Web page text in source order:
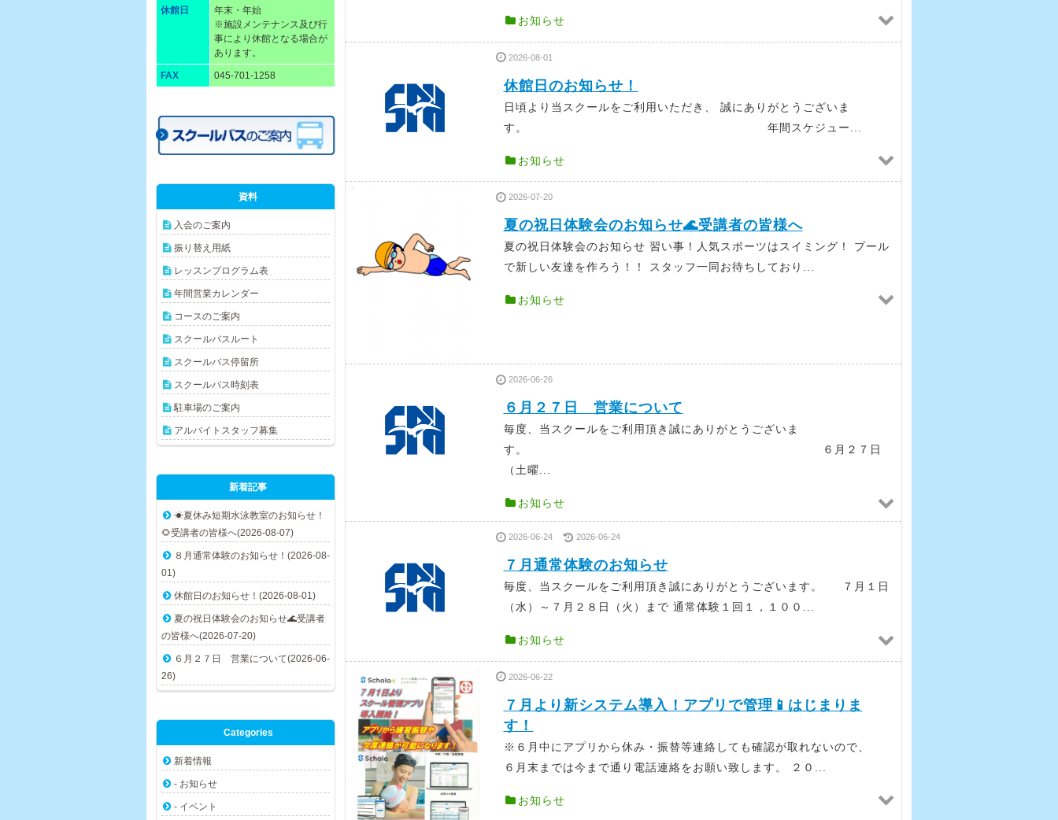
お知らせ
2026-08-01
休館日のお知らせ！
日頃より当スクールをご利用いただき、 誠にありがとうございま
す。 年間スケジュー...
お知らせ
2026-07-20
夏の祝日体験会のお知らせ🌊受講者の皆様へ
夏の祝日体験会のお知らせ 習い事！人気スポーツはスイミング！ プール
で新しい友達を作ろう！！ スタッフ一同お待ちしており...
お知らせ
2026-06-26
６月２７日 営業について
毎度、当スクールをご利用頂き誠にありがとうございま
す。 ６月２７日
（土曜...
お知らせ
2026-06-24 2026-06-24
７月通常体験のお知らせ
毎度、当スクールをご利用頂き誠にありがとうございます。 ７月１日
（水）～７月２８日（火）まで 通常体験１回１，１００...
お知らせ
2026-06-22
７月より新システム導入！アプリで管理📱はじまりま
す！
※６月中にアプリから休み・振替等連絡しても確認が取れないので、
６月末までは今まで通り電話連絡をお願い致します。 ２０...
お知らせ
休館日
年末・年始
※施設メンテナンス及び行
事により休館となる場合が
あります。
FAX 045-701-1258
資料
入会のご案内
振り替え用紙
レッスンプログラム表
年間営業カレンダー
コースのご案内
スクールバスルート
スクールバス停留所
スクールバス時刻表
駐車場のご案内
アルバイトスタッフ募集
新着記事
☀夏休み短期水泳教室のお知らせ！
🌻受講者の皆様へ(2026-08-07)
８月通常体験のお知らせ！(2026-08-
01)
休館日のお知らせ！(2026-08-01)
夏の祝日体験会のお知らせ🌊受講者
の皆様へ(2026-07-20)
６月２７日 営業について(2026-06-
26)
Categories
新着情報
- お知らせ
- イベント